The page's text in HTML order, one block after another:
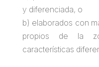
y diferenciada, o
b) elaborados con
propios de la
características